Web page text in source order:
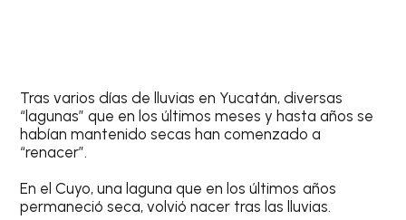
Tras varios días de lluvias en Yucatán, diversas
“lagunas” que en los últimos meses y hasta años se
habían mantenido secas han comenzado a
“renacer”.
En el Cuyo, una laguna que en los últimos años
permaneció seca, volvió nacer tras las lluvias.